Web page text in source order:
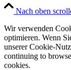
Nach oben
Wir verwenden
optimieren. Wenn
unserer Cookie-
continuing to
cookies.